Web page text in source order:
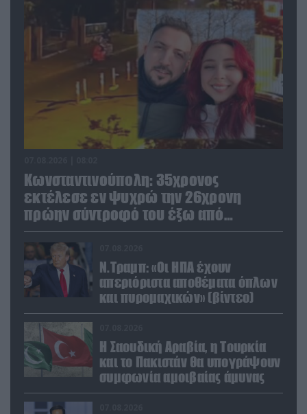
Κωνσταντινούπολη: 35χρονος
εκτέλεσε εν ψυχρώ την 26χρονη
πρώην σύντροφό του έξω από
φαρμακείο (βίντεο)
Ν.Τραμπ: «Οι ΗΠΑ έχουν
απεριόριστα αποθέματα όπλων
και πυρομαχικών» (βίντεο)
Η Σαουδική Αραβία, η Τουρκία
και το Πακιστάν θα υπογράψουν
συμφωνία αμοιβαίας άμυνας